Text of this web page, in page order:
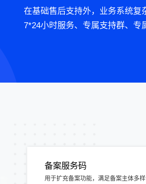
在基础售后支持外，业务系统复
7*24小时服务、专属支持群、
备案服务码
用于扩充备案功能，满足备案主体多